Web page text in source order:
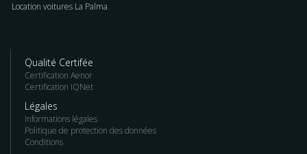
Location voitures La Palma
Qualité Certifée
Certification Aenor
Certification IQNet
Légales
Informations légales
Politique de protection des données
Conditions